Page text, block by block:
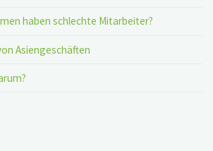
haben schlechte Mitarbeiter?
Asiengeschäften